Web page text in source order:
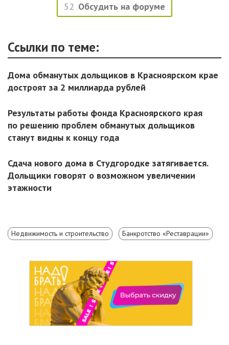
52 Обсудить на форуме
Ссылки по теме:
Дома обманутых дольщиков в Красноярском крае
достроят за 2 миллиарда рублей
Результаты работы фонда Красноярского края
по решению проблем обманутых дольщиков
станут видны к концу года
Сдача нового дома в Студгородке затягивается.
Дольщики говорят о возможном увеличении
этажности
Недвижимость и строительство Банкротство «Реставрации»